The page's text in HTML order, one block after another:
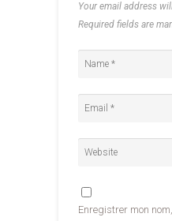
Your email address
Required fields are
Enregistrer mon